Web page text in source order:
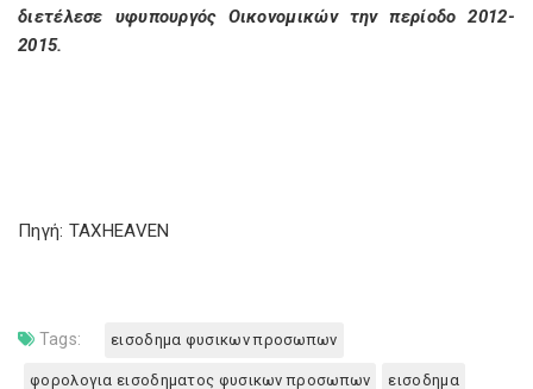
διετέλεσε υφυπουργός Οικονομικών την περίοδο 2012-
2015.
Πηγή: TAXHEAVEN
Tags: εισοδημα φυσικων προσωπων
φορολογια εισοδηματος φυσικων προσωπων εισοδημα